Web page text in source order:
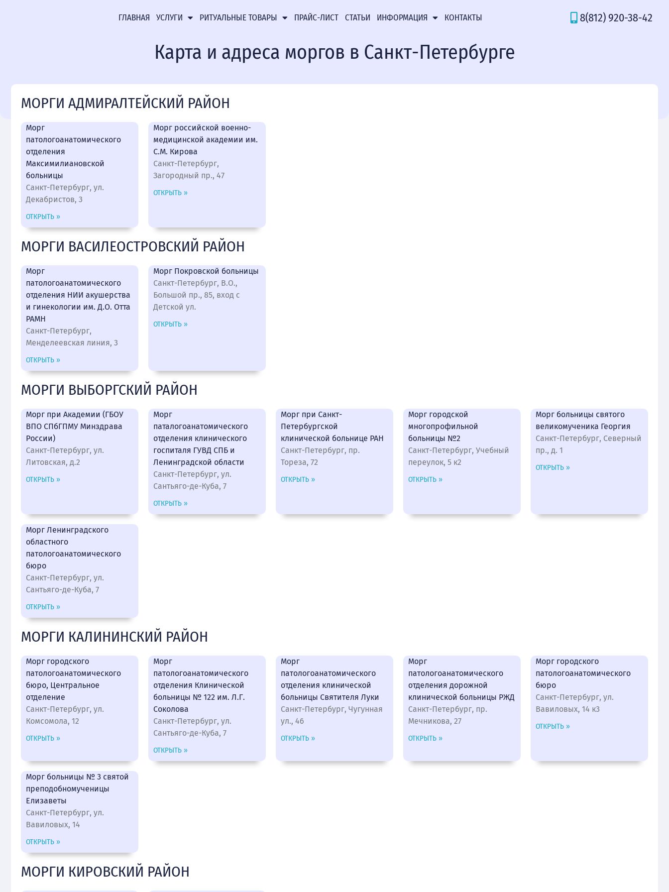
ГЛАВНАЯ УСЛУГИ РИТУАЛЬНЫЕ ТОВАРЫ ПРАЙС-ЛИСТ СТАТЬИ ИНФОРМАЦИЯ КОНТАКТЫ 8(812) 920-38-42
Карта и адреса моргов в Санкт-Петербурге
МОРГИ АДМИРАЛТЕЙСКИЙ РАЙОН
Морг
патологоанатомического
отделения
Максимилиановской
больницы
Санкт-Петербург, ул.
Декабристов, 3
ОТКРЫТЬ »
Морг российской военно-
медицинской академии им.
С.М. Кирова
Санкт-Петербург,
Загородный пр., 47
ОТКРЫТЬ »
МОРГИ ВАСИЛЕОСТРОВСКИЙ РАЙОН
Морг
патологоанатомического
отделения НИИ акушерства
и гинекологии им. Д.О. Отта
РАМН
Санкт-Петербург,
Менделеевская линия, 3
ОТКРЫТЬ »
Морг Покровской больницы
Санкт-Петербург, В.О.,
Большой пр., 85, вход с
Детской ул.
ОТКРЫТЬ »
МОРГИ ВЫБОРГСКИЙ РАЙОН
Морг при Академии (ГБОУ
ВПО СПбГПМУ Минздрава
России)
Санкт-Петербург, ул.
Литовская, д.2
ОТКРЫТЬ »
Морг
паталогоанатомического
отделения клинического
госпиталя ГУВД СПБ и
Ленинградской области
Санкт-Петербург, ул.
Сантьяго-де-Куба, 7
ОТКРЫТЬ »
Морг при Санкт-
Петербургской
клинической больнице РАН
Санкт-Петербург, пр.
Тореза, 72
ОТКРЫТЬ »
Морг городской
многопрофильной
больницы №2
Санкт-Петербург, Учебный
переулок, 5 к2
ОТКРЫТЬ »
Морг больницы святого
великомученика Георгия
Санкт-Петербург, Северный
пр., д. 1
ОТКРЫТЬ »
Морг Ленинградского
областного
патологоанатомического
бюро
Санкт-Петербург, ул.
Сантьяго-де-Куба, 7
ОТКРЫТЬ »
МОРГИ КАЛИНИНСКИЙ РАЙОН
Морг городского
патологоанатомического
бюро, Центральное
отделение
Санкт-Петербург, ул.
Комсомола, 12
ОТКРЫТЬ »
Морг
патологоанатомического
отделения Клинической
больницы № 122 им. Л.Г.
Соколова
Санкт-Петербург, ул.
Сантьяго-де-Куба, 7
ОТКРЫТЬ »
Морг
патологоанатомического
отделения клинической
больницы Святителя Луки
Санкт-Петербург, Чугунная
ул., 46
ОТКРЫТЬ »
Морг
патологоанатомического
отделения дорожной
клинической больницы РЖД
Санкт-Петербург, пр.
Мечникова, 27
ОТКРЫТЬ »
Морг городского
патологоанатомического
бюро
Санкт-Петербург, ул.
Вавиловых, 14 к3
ОТКРЫТЬ »
Морг больницы № 3 святой
преподобномученицы
Елизаветы
Санкт-Петербург, ул.
Вавиловых, 14
ОТКРЫТЬ »
МОРГИ КИРОВСКИЙ РАЙОН